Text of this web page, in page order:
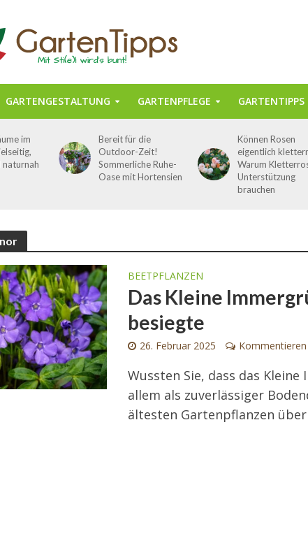
GARTENGESTALTUNG GARTENPFLEGE GARTENTIPPS
im
naturnah
Bereit für die
Outdoor-Zeit!
Sommerliche Ruhe-
Oase mit Hortensien
Können Rosen
eigentlich
Warum
Unterstützung
brauchen
BEETPFLANZEN
Das Kleine
besiegte
26. Februar 2025 Kommentieren
Wussten Sie, dass das
allem als zuverlässiger
ältesten Gartenpflanzen